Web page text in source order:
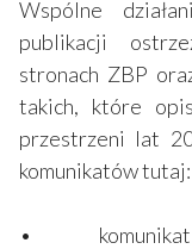
Wspólne
publikacji
stronach ZBP
takich, które
przestrzeni lat
komunikatów tutaj:
• komunikat